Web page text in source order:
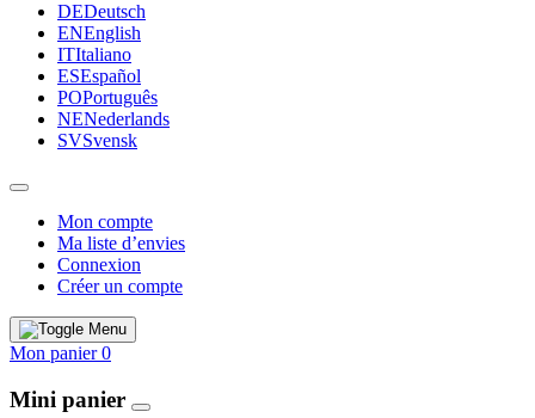
DEDeutsch
ENEnglish
ITItaliano
ESEspañol
POPortuguês
NENederlands
SVSvensk
Mon compte
Ma liste d’envies
Connexion
Créer un compte
Mon panier 0
Mini panier